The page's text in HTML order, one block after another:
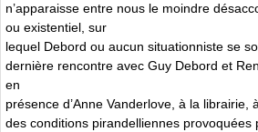
n’apparaisse entre nous le moindre
ou existentiel, sur
lequel Debord ou aucun situationniste se
dernière rencontre avec Guy Debord et
en
présence d’Anne Vanderlove, à la librairie,
des conditions pirandelliennes provoquées